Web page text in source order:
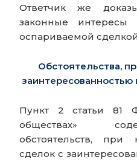
Ответчик же
законные
оспариваемой
Обстоятельства,
Пункт 2 статьи 81
обществах»
обстоятельств, при
сделок с